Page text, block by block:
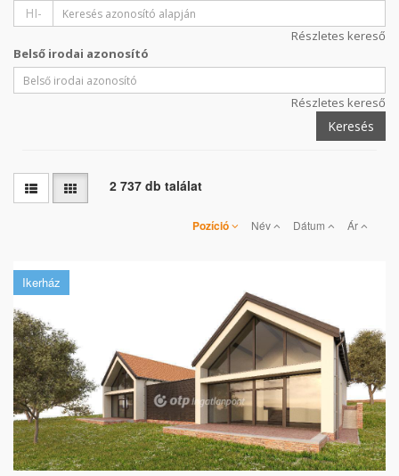
HI-
Részletes kereső
Belső irodai azonosító
Részletes kereső
Keresés
2 737 db találat
Pozíció Név Dátum Ár
Ikerház